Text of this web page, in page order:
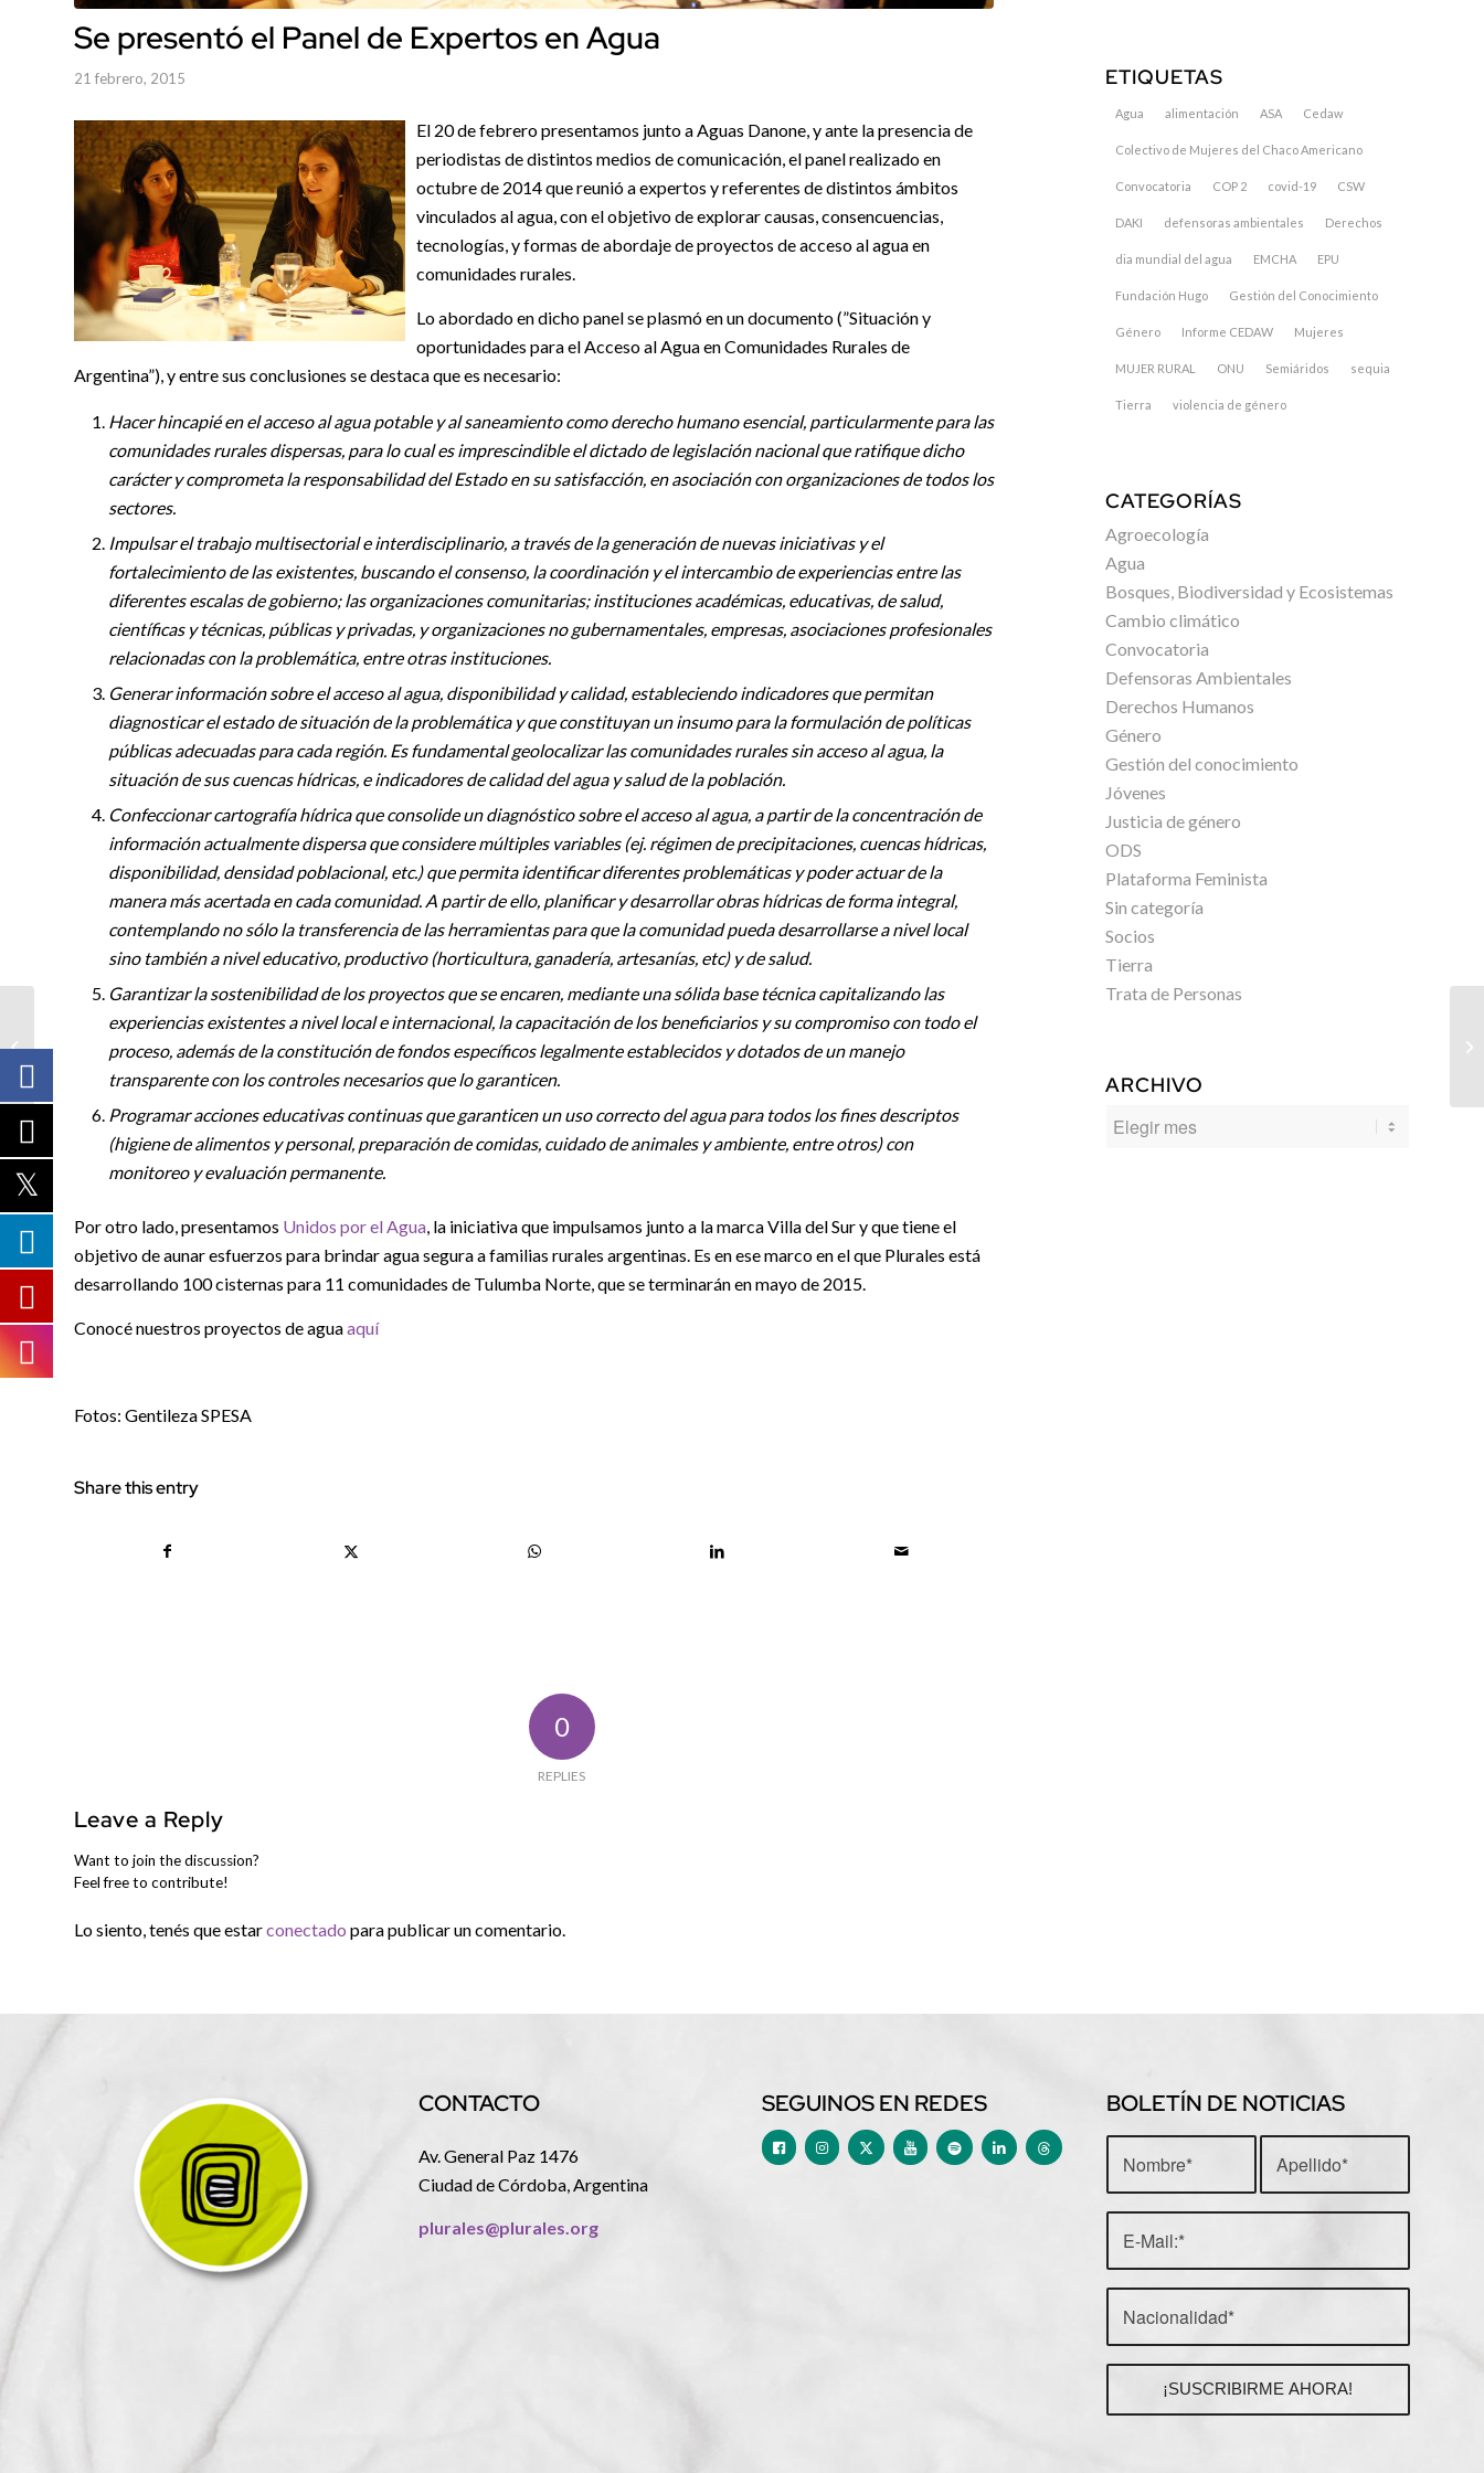
Se presentó el Panel de Expertos en Agua
21 febrero, 2015
El 20 de febrero presentamos junto a Aguas Danone, y ante la presencia de
periodistas de distintos medios de comunicación, el panel realizado en
octubre de 2014 que reunió a expertos y referentes de distintos ámbitos
vinculados al agua, con el objetivo de explorar causas, consencuencias,
tecnologías, y formas de abordaje de proyectos de acceso al agua en
comunidades rurales.
Lo abordado en dicho panel se plasmó en un documento (”Situación y
oportunidades para el Acceso al Agua en Comunidades Rurales de
Argentina”), y entre sus conclusiones se destaca que es necesario:
Hacer hincapié en el acceso al agua potable y al saneamiento como derecho humano esencial, particularmente para las
comunidades rurales dispersas, para lo cual es imprescindible el dictado de legislación nacional que ratifique dicho
carácter y comprometa la responsabilidad del Estado en su satisfacción, en asociación con organizaciones de todos los
sectores.
Impulsar el trabajo multisectorial e interdisciplinario, a través de la generación de nuevas iniciativas y el
fortalecimiento de las existentes, buscando el consenso, la coordinación y el intercambio de experiencias entre las
diferentes escalas de gobierno; las organizaciones comunitarias; instituciones académicas, educativas, de salud,
científicas y técnicas, públicas y privadas, y organizaciones no gubernamentales, empresas, asociaciones profesionales
relacionadas con la problemática, entre otras instituciones.
Generar información sobre el acceso al agua, disponibilidad y calidad, estableciendo indicadores que permitan
diagnosticar el estado de situación de la problemática y que constituyan un insumo para la formulación de políticas
públicas adecuadas para cada región. Es fundamental geolocalizar las comunidades rurales sin acceso al agua, la
situación de sus cuencas hídricas, e indicadores de calidad del agua y salud de la población.
Confeccionar cartografía hídrica que consolide un diagnóstico sobre el acceso al agua, a partir de la concentración de
información actualmente dispersa que considere múltiples variables (ej. régimen de precipitaciones, cuencas hídricas,
disponibilidad, densidad poblacional, etc.) que permita identificar diferentes problemáticas y poder actuar de la
manera más acertada en cada comunidad. A partir de ello, planificar y desarrollar obras hídricas de forma integral,
contemplando no sólo la transferencia de las herramientas para que la comunidad pueda desarrollarse a nivel local
sino también a nivel educativo, productivo (horticultura, ganadería, artesanías, etc) y de salud.
Garantizar la sostenibilidad de los proyectos que se encaren, mediante una sólida base técnica capitalizando las
experiencias existentes a nivel local e internacional, la capacitación de los beneficiarios y su compromiso con todo el
proceso, además de la constitución de fondos específicos legalmente establecidos y dotados de un manejo
transparente con los controles necesarios que lo garanticen.
Programar acciones educativas continuas que garanticen un uso correcto del agua para todos los fines descriptos
(higiene de alimentos y personal, preparación de comidas, cuidado de animales y ambiente, entre otros) con
monitoreo y evaluación permanente.
Por otro lado, presentamos Unidos por el Agua, la iniciativa que impulsamos junto a la marca Villa del Sur y que tiene el
objetivo de aunar esfuerzos para brindar agua segura a familias rurales argentinas. Es en ese marco en el que Plurales está
desarrollando 100 cisternas para 11 comunidades de Tulumba Norte, que se terminarán en mayo de 2015.
Conocé nuestros proyectos de aguaaquí
Fotos: Gentileza SPESA
Share this entry
0
REPLIES
Leave a Reply
Want to join the discussion?
Feel free to contribute!
Lo siento, tenés que estarconectado para publicar un comentario.
ETIQUETAS
Agua alimentación ASA Cedaw
Colectivo de Mujeres del Chaco Americano
Convocatoria COP 2 covid-19 CSW
DAKI defensoras ambientales Derechos
dia mundial del agua EMCHA EPU
Fundación Hugo Gestión del Conocimiento
Género Informe CEDAW Mujeres
MUJER RURAL ONU Semiáridos sequia
Tierra violencia de género
CATEGORÍAS
Agroecología
Agua
Bosques, Biodiversidad y Ecosistemas
Cambio climático
Convocatoria
Defensoras Ambientales
Derechos Humanos
Género
Gestión del conocimiento
Jóvenes
Justicia de género
ODS
Plataforma Feminista
Sin categoría
Socios
Tierra
Trata de Personas
ARCHIVO
CONTACTO
Av. General Paz 1476
Ciudad de Córdoba, Argentina
plurales@plurales.org
SEGUINOS EN REDES BOLETÍN DE NOTICIAS
Proyecto UE:
Defensoras